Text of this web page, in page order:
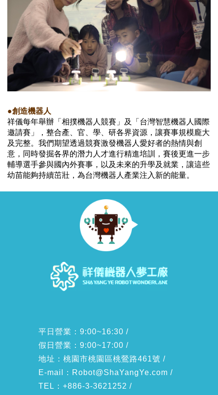
●創造機器人
祥儀每年舉辦「相撲機器人競賽」及「台灣智慧機器人國際
邀請賽」，整合產、官、學、研各界資源，讓賽事規模龐大
及完整。我們期望透過競賽激發機器人愛好者的熱情與創
意，同時發掘各界的潛力人才進行精進培訓，賽後更進一步
輔導選手參與國內外賽事，以及未來的升學及就業，讓這些
幼苗能夠持續茁壯，為台灣機器人產業注入新的能量。
平日營業：9:00~16:30 /
假日營業：9:00~17:00 /
地址：桃園市桃園區桃鶯路461號 /
E-mail： Robot@ShaYangYe.com /
TEL：+886-3-3621252 /